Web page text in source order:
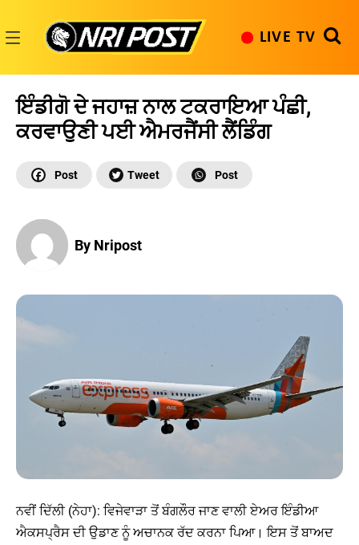
content
LIVE TV
ਇੰਡੀਗੋ ਦੇ ਜਹਾਜ਼ ਨਾਲ ਟਕਰਾਇਆ ਪੰਛੀ,
ਕਰਵਾਉਣੀ ਪਈ ਐਮਰਜੈਂਸੀ ਲੈਂਡਿੰਗ
By Nripost
ਨਵੀਂ ਦਿੱਲੀ (ਨੇਹਾ): ਵਿਜੇਵਾੜਾ ਤੋਂ ਬੰਗਲੌਰ ਜਾਣ ਵਾਲੀ ਏਅਰ ਇੰਡੀਆ
ਐਕਸਪ੍ਰੈਸ ਦੀ ਉਡਾਣ ਨੂੰ ਅਚਾਨਕ ਰੱਦ ਕਰਨਾ ਪਿਆ। ਇਸ ਤੋਂ ਬਾਅਦ